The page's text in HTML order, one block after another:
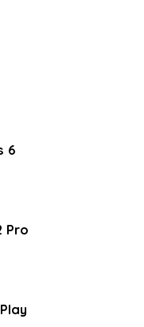
6
Pro